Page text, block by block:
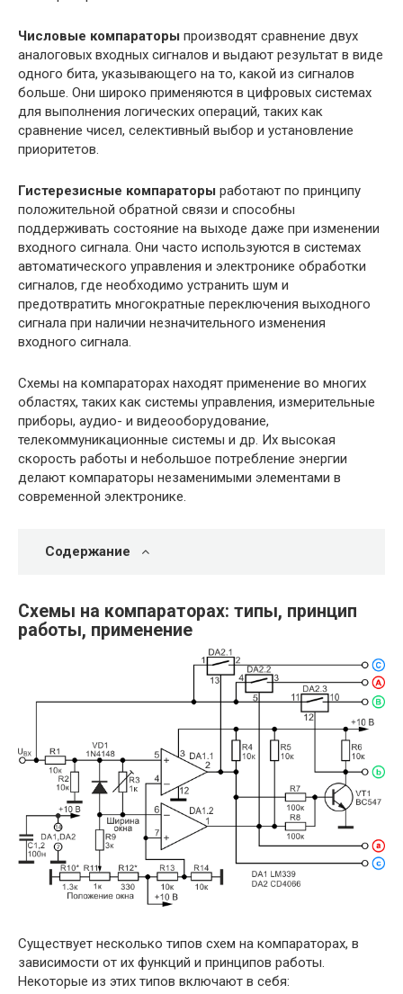
Числовые компараторы производят сравнение двух
аналоговых входных сигналов и выдают результат в виде
одного бита, указывающего на то, какой из сигналов
больше. Они широко применяются в цифровых системах
для выполнения логических операций, таких как
сравнение чисел, селективный выбор и установление
приоритетов.
Гистерезисные компараторы работают по принципу
положительной обратной связи и способны
поддерживать состояние на выходе даже при изменении
входного сигнала. Они часто используются в системах
автоматического управления и электронике обработки
сигналов, где необходимо устранить шум и
предотвратить многократные переключения выходного
сигнала при наличии незначительного изменения
входного сигнала.
Схемы на компараторах находят применение во многих
областях, таких как системы управления, измерительные
приборы, аудио- и видеооборудование,
телекоммуникационные системы и др. Их высокая
скорость работы и небольшое потребление энергии
делают компараторы незаменимыми элементами в
современной электронике.
Содержание
Схемы на компараторах: типы, принцип
работы, применение
Существует несколько типов схем на компараторах, в
зависимости от их функций и принципов работы.
Некоторые из этих типов включают в себя: